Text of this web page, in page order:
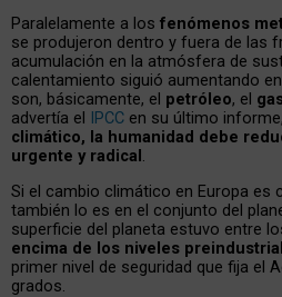
Paralelamente a los fenómenos
se produjeron dentro y fuera de las
acumulación en la atmósfera de
calentamiento siguió aumentando
son, básicamente, el petróleo, el
advertía el IPCC en su último informe,
climático, la humanidad debe
urgente y radical.
Si el cambio climático en Europa es
también lo es en el conjunto del
superficie del planeta estuvo entre
encima de los niveles
primer nivel de seguridad que fija el
grados.